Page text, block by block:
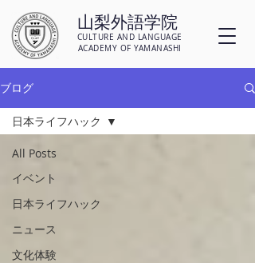
山梨外語学院
CULTURE AND LANGUAGE
ACADEMY OF YAMANASHI
ブログ
All Posts
イベント
日本ライフハック
ニュース
文化体験
日本ライフハック